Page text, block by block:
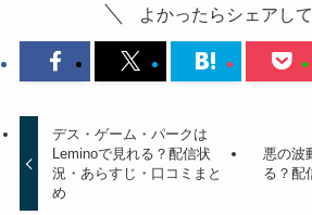
よかったらシェアして
デス・ゲーム・パークは
Leminoで見れる？配信状
況・あらすじ・口コミまと
め
悪の波
る？配